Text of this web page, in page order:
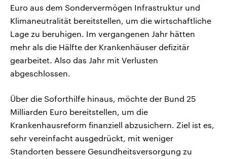
Euro aus dem Sondervermögen Infrastruktur und
Klimaneutralität bereitstellen, um die wirtschaftliche
Lage zu beruhigen. Im vergangenen Jahr hätten
mehr als die Hälfte der Krankenhäuser defizitär
gearbeitet. Also das Jahr mit Verlusten
abgeschlossen.
Über die Soforthilfe hinaus, möchte der Bund 25
Milliarden Euro bereitstellen, um die
Krankenhausreform finanziell abzusichern. Ziel ist es,
sehr vereinfacht ausgedrückt, mit weniger
Standorten bessere Gesundheitsversorgung zu